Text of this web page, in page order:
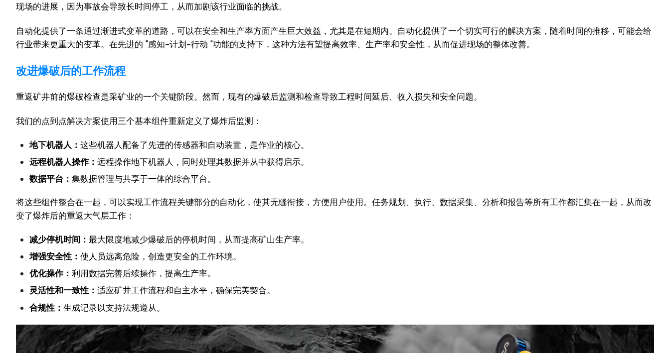
现场的进展，因为事故会导致长时间停工，从而加剧该行业面临的挑战。
自动化提供了一条通过渐进式变革的道路，可以在安全和生产率方面产生巨大效益，尤其是在短期内。自动化提供了一个切实可行的解决方案，随着时间的推移，可能会给
行业带来更重大的变革。在先进的 "感知-计划-行动 "功能的支持下，这种方法有望提高效率、生产率和安全性，从而促进现场的整体改善。
改进爆破后的工作流程
重返矿井前的爆破检查是采矿业的一个关键阶段。然而，现有的爆破后监测和检查导致工程时间延后、收入损失和安全问题。
我们的点到点解决方案使用三个基本组件重新定义了爆炸后监测：
地下机器人：这些机器人配备了先进的传感器和自动装置，是作业的核心。
远程机器人操作：远程操作地下机器人，同时处理其数据并从中获得启示。
数据平台：集数据管理与共享于一体的综合平台。
将这些组件整合在一起，可以实现工作流程关键部分的自动化，使其无缝衔接，方便用户使用。任务规划、执行、数据采集、分析和报告等所有工作都汇集在一起，从而改
变了爆炸后的重返大气层工作：
减少停机时间：最大限度地减少爆破后的停机时间，从而提高矿山生产率。
增强安全性：使人员远离危险，创造更安全的工作环境。
优化操作：利用数据完善后续操作，提高生产率。
灵活性和一致性：适应矿井工作流程和自主水平，确保完美契合。
合规性：生成记录以支持法规遵从。